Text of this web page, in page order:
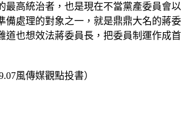
最高統治者，也是現在不當黨產委員會以
備處理的對象之一，就是鼎鼎大名的蔣委
道也想效法蔣委員長，把委員制運作成首
風傳媒觀點投書）